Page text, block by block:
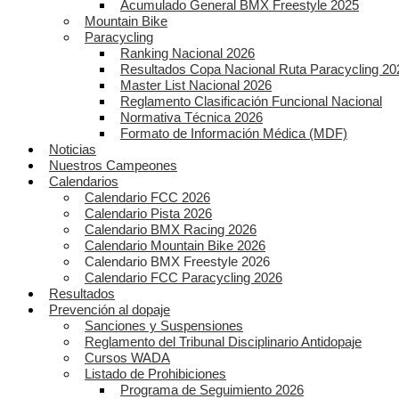
Acumulado General BMX Freestyle 2025
Mountain Bike
Paracycling
Ranking Nacional 2026
Resultados Copa Nacional Ruta Paracycling
Master List Nacional 2026
Reglamento Clasificación Funcional Nacional
Normativa Técnica 2026
Formato de Información Médica (MDF)
Noticias
Nuestros Campeones
Calendarios
Calendario FCC 2026
Calendario Pista 2026
Calendario BMX Racing 2026
Calendario Mountain Bike 2026
Calendario BMX Freestyle 2026
Calendario FCC Paracycling 2026
Resultados
Prevención al dopaje
Sanciones y Suspensiones
Reglamento del Tribunal Disciplinario Antidopaje
Cursos WADA
Listado de Prohibiciones
Programa de Seguimiento 2026